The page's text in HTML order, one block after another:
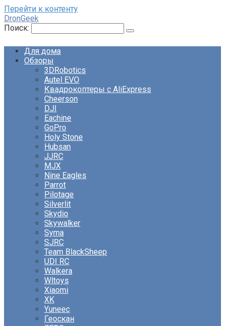
Перейти к контенту
DronGeek
Поиск:
Для дома
Обзоры
3DRobotics
Autel EVO
Квадрокоптеры с AliExpress
Cheerson
DJI
Eachine
GoPro
Holy Stone
Hubsan
JJRC
MJX
Nine Eagles
Parrot
Pilotage
Silverlit
Skydio
Skywalker
Syma
SJRC
Team BlackSheep
UDI RC
Walkera
Wltoys
Xiaomi
XK
Yuneec
Геоскан